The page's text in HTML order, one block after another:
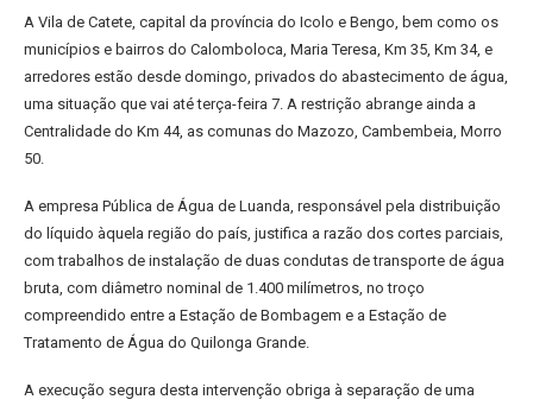
A Vila de Catete, capital da província do Icolo e Bengo, bem como os
municípios e bairros do Calomboloca, Maria Teresa, Km 35, Km 34, e
arredores estão desde domingo, privados do abastecimento de água,
uma situação que vai até terça-feira 7. A restrição abrange ainda a
Centralidade do Km 44, as comunas do Mazozo, Cambembeia, Morro
50.
A empresa Pública de Água de Luanda, responsável pela distribuição
do líquido àquela região do país, justifica a razão dos cortes parciais,
com trabalhos de instalação de duas condutas de transporte de água
bruta, com diâmetro nominal de 1.400 milímetros, no troço
compreendido entre a Estação de Bombagem e a Estação de
Tratamento de Água do Quilonga Grande.
A execução segura desta intervenção obriga à separação de uma